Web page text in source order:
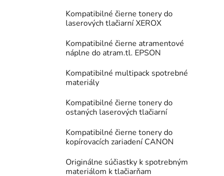
Kompatibilné čierne tonery do
laserových tlačiarní XEROX
Kompatibilné čierne atramentové
náplne do atram.tl. EPSON
Kompatibilné multipack spotrebné
materiály
Kompatibilné čierne tonery do
ostaných laserových tlačiarní
Kompatibilné čierne tonery do
kopírovacích zariadení CANON
Originálne súčiastky k spotrebným
materiálom k tlačiarňam